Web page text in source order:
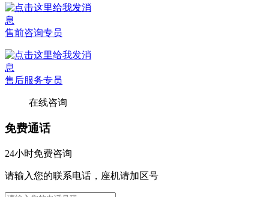
售前咨询专员
售后服务专员
在线咨询
免费通话
24小时免费咨询
请输入您的联系电话，座机请加区号